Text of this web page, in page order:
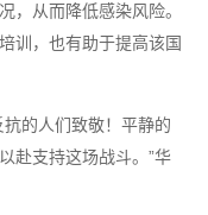
，从而降低感染风险。
训，也有助于提高该国
的人们致敬！平静的
赴支持这场战斗。”华